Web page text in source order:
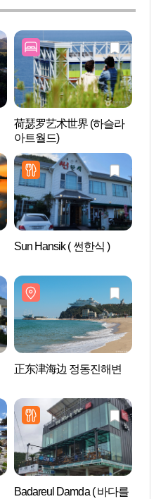
荷瑟罗艺术世界 (하슬라
아트월드)
Sun Hansik ( 썬한식 )
正东津海边 정동진해변
Badareul Damda ( 바다를